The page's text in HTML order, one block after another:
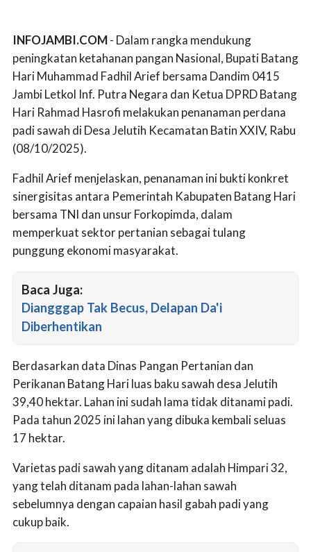
INFOJAMBI.COM- Dalam rangka mendukung
peningkatan ketahanan pangan Nasional, Bupati Batang
Hari Muhammad Fadhil Arief bersama Dandim 0415
Jambi Letkol Inf. Putra Negara dan Ketua DPRD Batang
Hari Rahmad Hasrofi melakukan penanaman perdana
padi sawah di Desa Jelutih Kecamatan Batin XXIV, Rabu
(08/10/2025).
Fadhil Arief menjelaskan, penanaman ini bukti konkret
sinergisitas antara Pemerintah Kabupaten Batang Hari
bersama TNI dan unsur Forkopimda, dalam
memperkuat sektor pertanian sebagai tulang
punggung ekonomi masyarakat.
Baca Juga:
Diangggap Tak Becus, Delapan Da'i
Diberhentikan
Berdasarkan data Dinas Pangan Pertanian dan
Perikanan Batang Hari luas baku sawah desa Jelutih
39,40 hektar. Lahan ini sudah lama tidak ditanami padi.
Pada tahun 2025 ini lahan yang dibuka kembali seluas
17 hektar.
Varietas padi sawah yang ditanam adalah Himpari 32,
yang telah ditanam pada lahan-lahan sawah
sebelumnya dengan capaian hasil gabah padi yang
cukup baik.